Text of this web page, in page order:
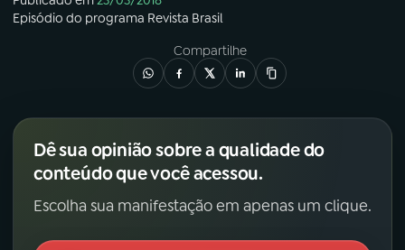
Episódio do programa Revista Brasil
Compartilhe
Dê sua opinião sobre a qualidade do
conteúdo que você acessou.
Escolha sua manifestação em apenas um clique.